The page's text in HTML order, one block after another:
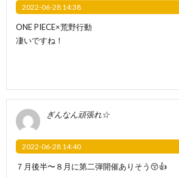
2022-06-28 14:38
ONE PIECE×荒野行動
凄いですね！
ぎんなん頑張れ☆
2022-06-28 14:40
７月後半〜８月に第二弾開催ありそう😚👍